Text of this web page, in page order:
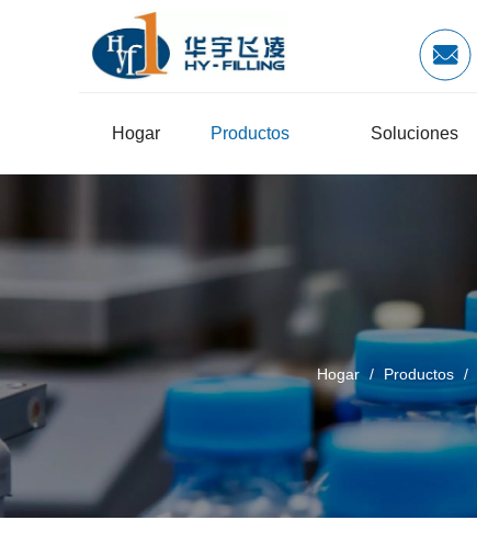
Hogar Productos Soluciones
Hogar / Productos /